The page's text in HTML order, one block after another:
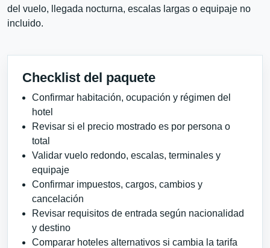
del vuelo, llegada nocturna, escalas largas o equipaje no
incluido.
Checklist del paquete
Confirmar habitación, ocupación y régimen del
hotel
Revisar si el precio mostrado es por persona o
total
Validar vuelo redondo, escalas, terminales y
equipaje
Confirmar impuestos, cargos, cambios y
cancelación
Revisar requisitos de entrada según nacionalidad
y destino
Comparar hoteles alternativos si cambia la tarifa